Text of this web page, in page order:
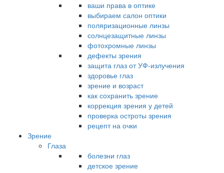
ваши права в оптике
выбираем салон оптики
поляризационные линзы
солнцезащитные линзы
фотохромные линзы
дефекты зрения
защита глаз от УФ-излучения
здоровье глаз
зрение и возраст
как сохранить зрение
коррекция зрения у детей
проверка остроты зрения
рецепт на очки
Зрение
Глаза
болезни глаз
детское зрение